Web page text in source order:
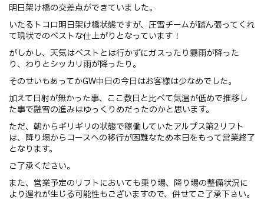
明日架け橋の交差点ができていました。
いたるトコロ明日架け橋状態ですが、圧雪チームが踏ん張ってくれ
て現状でのベストな仕上がりとなっています！
がしかし、天気はベストとは行かずにガスったり霧雨が降った
り、わりとシッカリ雨が降ったり。
そのせいもあってかGW中日の今日はお客様は少なめでした。
加えて日射が無かった事、ここ数日と比べて気温が低めで推移し
た事で融雪の進みはゆっくりめだったのかと思います。
ただ、朝からギリギリの状態で稼働していたアルプス第2リフト
は、降り場からコースへの移行が困難なため本日をもって営業終了
となります。
ご了承ください。
また、営業予定のリフトにおいても乗り場、降り場の整備状況に
より遅れが生じる可能性もございますので、併せてご了承下さい。